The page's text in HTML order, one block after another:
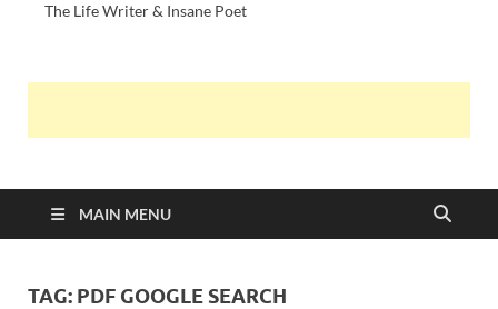
The Life Writer & Insane Poet
MAIN MENU
TAG: PDF GOOGLE SEARCH